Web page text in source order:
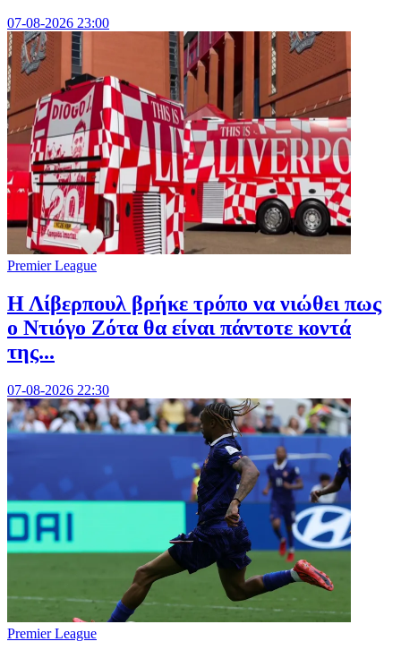
07-08-2026 23:00
Premier League
Η Λίβερπουλ βρήκε τρόπο να νιώθει πως
ο Ντιόγο Ζότα θα είναι πάντοτε κοντά
της...
07-08-2026 22:30
Premier League